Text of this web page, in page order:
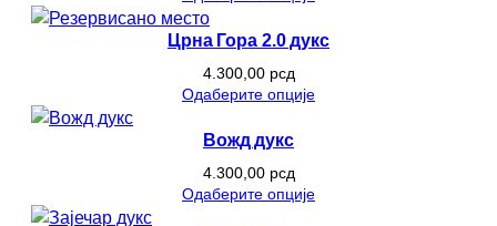
Црна Гора 2.0 дукс
4.300,00 рсд
Одаберите опције
Вожд дукс
4.300,00 рсд
Одаберите опције